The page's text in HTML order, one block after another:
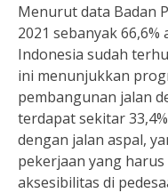
Menurut data Badan
2021 sebanyak
Indonesia sudah
ini menunjukkan
pembangunan jalan
terdapat sekitar
dengan jalan aspal,
pekerjaan yang
aksesibilitas di